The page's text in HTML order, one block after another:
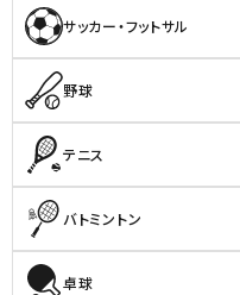
サッカー・フットサル
野球
テニス
バトミントン
卓球